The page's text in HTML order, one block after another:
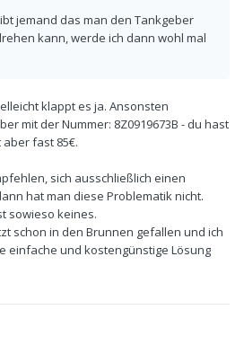
jemand das man den Tankgeber
kann, werde ich dann wohl mal
klappt es ja. Ansonsten
mit der Nummer: 8Z0919673B - du hast
aber fast 85€.
sich ausschließlich einen
hat man diese Problematik nicht.
sowieso keines.
schon in den Brunnen gefallen und ich
einfache und kostengünstige Lösung